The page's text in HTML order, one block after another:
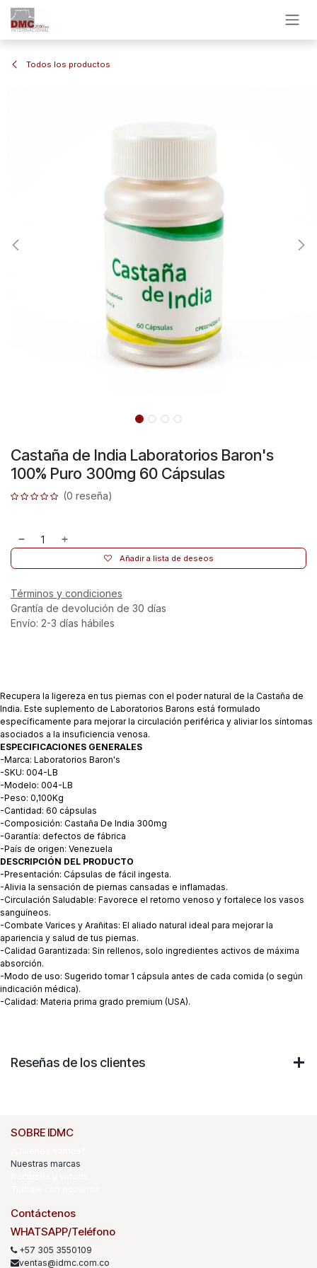
Todos los productos
Castaña de India Laboratorios Baron's
100% Puro 300mg 60 Cápsulas
(0 reseña)
Añadir a lista de deseos
Términos y condiciones
Grantía de devolución de 30 días
Envío: 2-3 días hábiles
Recupera la ligereza en tus piernas con el poder natural de la Castaña de
India. Este suplemento de Laboratorios Barons está formulado
específicamente para mejorar la circulación periférica y aliviar los síntomas
asociados a la insuficiencia venosa.
ESPECIFICACIONES GENERALES
-Marca: Laboratorios Baron's
-SKU: 004-LB
-Modelo: 004-LB
-Peso: 0,100Kg
-Cantidad: 60 cápsulas
-Composición: Castaña De India 300mg
-Garantía: defectos de fábrica
-País de origen: Venezuela
DESCRIPCIÓN DEL PRODUCTO
-Presentación: Cápsulas de fácil ingesta.
-Alivia la sensación de piernas cansadas e inflamadas.
-Circulación Saludable: Favorece el retorno venoso y fortalece los vasos
sanguíneos.
-Combate Varices y Arañitas: El aliado natural ideal para mejorar la
apariencia y salud de tus piernas.
-Calidad Garantizada: Sin rellenos, solo ingredientes activos de máxima
absorción.
-Modo de uso: Sugerido tomar 1 cápsula antes de cada comida (o según
indicación médica).
-Calidad: Materia prima grado premium (USA).
Reseñas de los clientes
SOBRE IDMC
Nuestras marcas
Contáctenos
WHATSAPP/Teléfono
+57 305 3550109
ventas@idmc.com.co